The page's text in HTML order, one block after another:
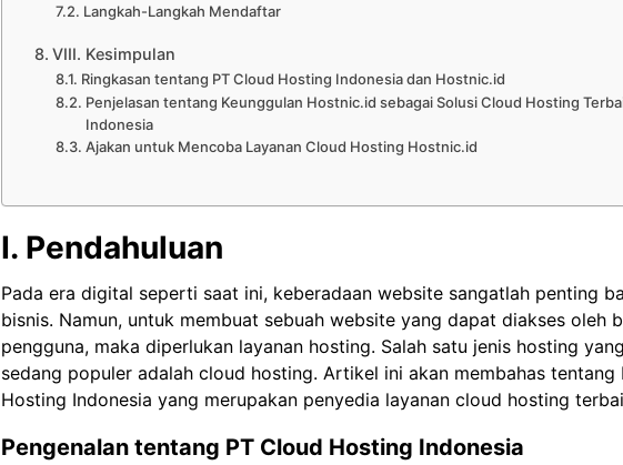
Langkah-Langkah Mendaftar
VIII. Kesimpulan
Ringkasan tentang PT Cloud Hosting Indonesia dan Hostnic.id
Penjelasan tentang Keunggulan Hostnic.id sebagai Solusi Cloud Hosting
Indonesia
Ajakan untuk Mencoba Layanan Cloud Hosting Hostnic.id
I. Pendahuluan
Pada era digital seperti saat ini, keberadaan website sangatlah penting
bisnis. Namun, untuk membuat sebuah website yang dapat diakses oleh
pengguna, maka diperlukan layanan hosting. Salah satu jenis hosting
sedang populer adalah cloud hosting. Artikel ini akan membahas tentang
Hosting Indonesia yang merupakan penyedia layanan cloud hosting
Pengenalan tentang PT Cloud Hosting Indonesia